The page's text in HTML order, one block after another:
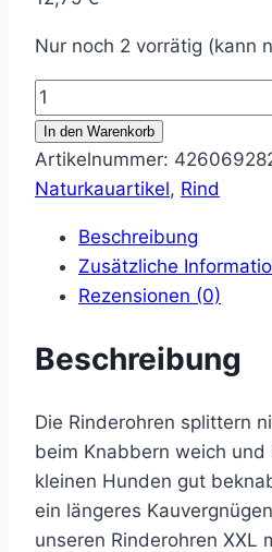
Nur noch 2 vorrätig (kann
Rinderohren
ohne
Muschel
luftgetrocknet
In den Warenkorb
Artikelnummer:
Naturkauartikel, Rind
Beschreibung
Zusätzliche
Rezensionen (0)
Beschreibung
Die Rinderohren splittern
beim Knabbern weich und
kleinen Hunden gut
ein längeres
unseren Rinderohren XXL